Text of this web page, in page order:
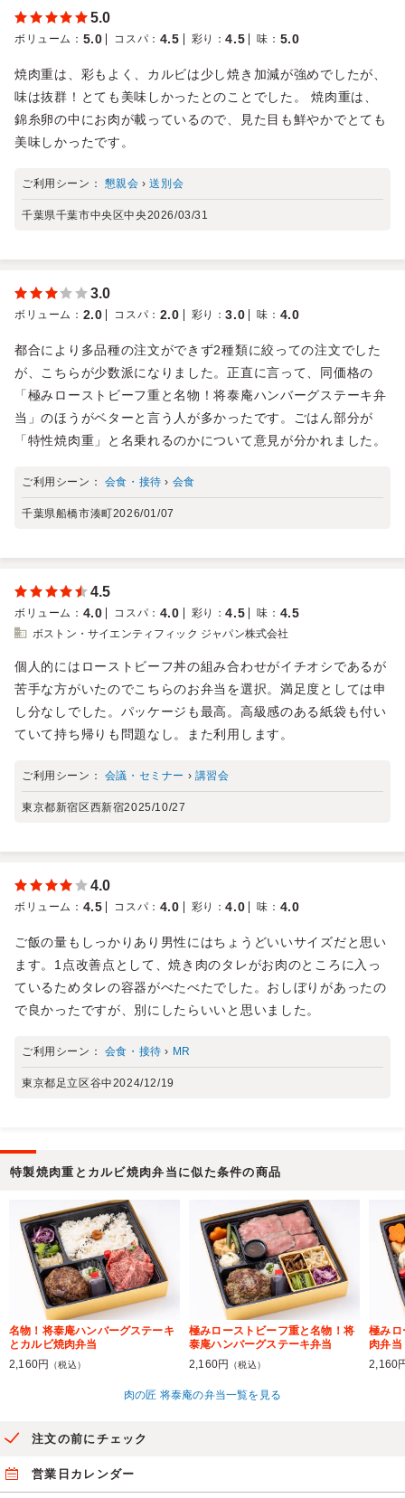
5.0
ボリューム ： 5.0 コスパ ： 4.5 彩り ：4.5 味 ： 5.0
焼肉重は、彩もよく、カルビは少し焼き加減が強めでしたが、
味は抜群！とても美味しかったとのことでした。 焼肉重は、
錦糸卵の中にお肉が載っているので、見た目も鮮やかでとても
美味しかったです。
ご利用シーン： 懇親会 ›送別会
千葉県千葉市中央区中央2026/03/31
3.0
ボリューム ： 2.0 コスパ ： 2.0 彩り ：3.0 味 ： 4.0
都合により多品種の注文ができず2種類に絞っての注文でした
が、こちらが少数派になりました。正直に言って、同価格の
「極みローストビーフ重と名物！将泰庵ハンバーグステーキ弁
当」のほうがベターと言う人が多かったです。ごはん部分が
「特性焼肉重」と名乗れるのかについて意見が分かれました。
ご利用シーン： 会食・接待 › 会食
千葉県船橋市湊町2026/01/07
4.5
ボリューム ： 4.0 コスパ ： 4.0 彩り ：4.5 味 ： 4.5
ボストン・サイエンティフィック ジャパン株式会社
個人的にはローストビーフ丼の組み合わせがイチオシであるが
苦手な方がいたのでこちらのお弁当を選択。満足度としては申
し分なしでした。パッケージも最高。高級感のある紙袋も付い
ていて持ち帰りも問題なし。また利用します。
ご利用シーン： 会議・セミナー › 講習会
東京都新宿区西新宿2025/10/27
4.0
ボリューム ： 4.5 コスパ ： 4.0 彩り ：4.0 味 ： 4.0
ご飯の量もしっかりあり男性にはちょうどいいサイズだと思い
ます。1点改善点として、焼き肉のタレがお肉のところに入っ
ているためタレの容器がべたべたでした。おしぼりがあったの
で良かったですが、別にしたらいいと思いました。
ご利用シーン： 会食・接待 › MR
東京都足立区谷中2024/12/19
特製焼肉重とカルビ焼肉弁当に似た条件の商品
名物！将泰庵ハンバーグステーキ
とカルビ焼肉弁当
2,160円
（税込）
極みローストビーフ重と名物！将
泰庵ハンバーグステーキ弁当
2,160円
（税込）
極みロ
肉弁当
2,160
肉の匠 将泰庵の弁当一覧を見る
注文の前にチェック
営業日カレンダー